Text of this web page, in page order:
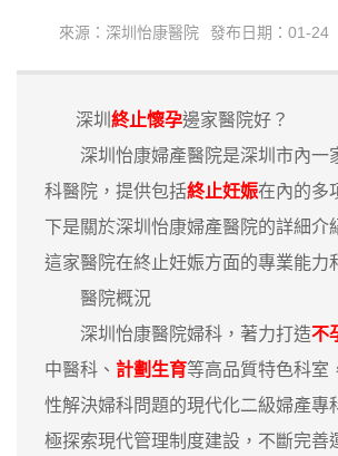
來源：深圳怡康醫院 發布日期：01-24
深圳 終止懷孕邊家醫院好？
深圳怡康婦產醫院是深圳市內一
科醫院，提供包括終止妊娠在內的多
下是關於深圳怡康婦產醫院的詳細介
這家醫院在終止妊娠方面的專業能力
醫院概況
深圳怡康醫院婦科，著力打造不
中醫科、 計劃生育等高品質特色科室
性解決婦科問題的現代化二級婦產專
極探索現代管理制度建設，不斷完善